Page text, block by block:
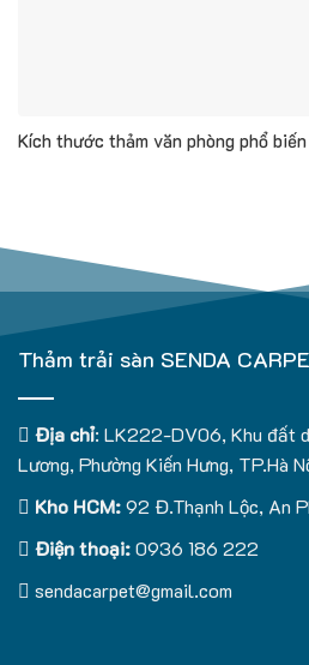
Kích thước thảm văn phòng phổ
Thảm trải sàn SENDA
Địa chỉ: LK222-DV06, Khu đất
Lương, Phường Kiến Hưng, TP.Hà
Kho HCM:92 Đ.Thạnh Lộc, An
Điện thoại:0936 186 222
sendacarpet@gmail.com